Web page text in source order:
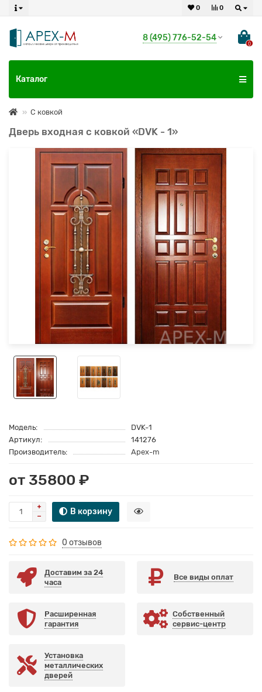
0
0
8 (495) 776-52-54
0
Каталог
С ковкой
Дверь входная с ковкой «DVK - 1»
Модель:
DVK-1
Артикул:
141276
Производитель:
Apex-m
от 35800 ₽
В корзину
0 отзывов
Доставим за 24
часа
Все виды оплат
Расширенная
гарантия
Собственный
сервис-центр
Установка
металлических
дверей